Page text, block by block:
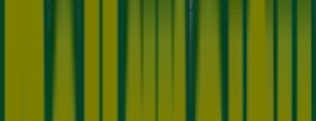
Carrera 8C # 185B – 06, Bogotá